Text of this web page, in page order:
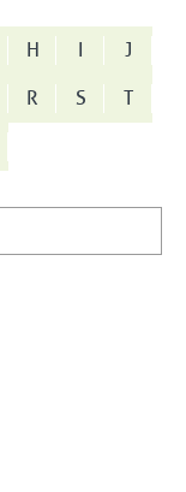
H I
J
R S
T